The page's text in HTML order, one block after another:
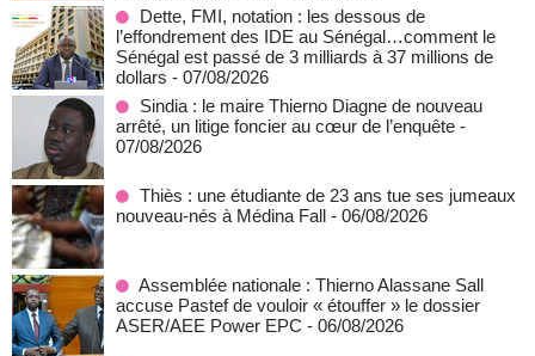
Dette, FMI, notation : les dessous de
l’effondrement des IDE au Sénégal…comment le
Sénégal est passé de 3 milliards à 37 millions de
dollars - 07/08/2026
Sindia : le maire Thierno Diagne de nouveau
arrêté, un litige foncier au cœur de l’enquête -
07/08/2026
Thiès : une étudiante de 23 ans tue ses jumeaux
nouveau-nés à Médina Fall - 06/08/2026
Assemblée nationale : Thierno Alassane Sall
accuse Pastef de vouloir « étouffer » le dossier
ASER/AEE Power EPC - 06/08/2026